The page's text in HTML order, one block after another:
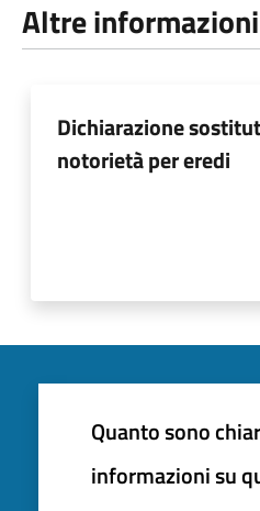
Altre
Dichiarazione
notorietà per eredi
Quanto sono
informazioni su